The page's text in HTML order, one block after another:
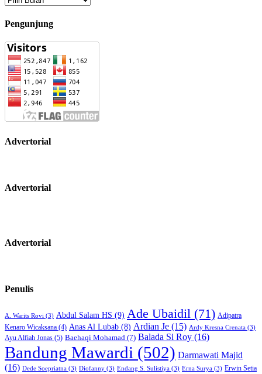
Pengunjung
Advertorial
Advertorial
Advertorial
Penulis
A. Warits Rovi (3) Abdul Salam HS (9) Ade Ubaidil (71) Adipatra
Kenaro Wicaksana (4) Anas Al Lubab (8) Ardian Je (15) Ardy Kresna Crenata (3)
Ayu Alfiah Jonas (5) Baehaqi Mohamad (7) Balada Si Roy (16)
Bandung Mawardi (502) Darmawati Majid
(16) Dede Soepriatna (3) Diofanny (3) Endang S. Sulistiya (3) Erna Surya (3) Erwin Setia